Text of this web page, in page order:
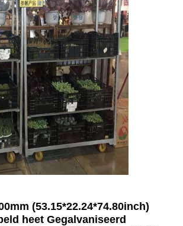
(53.15*22.24*74.80inch)
heet Gegalvaniseerd